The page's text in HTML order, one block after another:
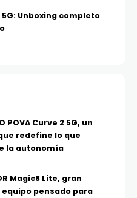
5G: Unboxing completo
POVA Curve 2 5G, un
redefine lo que
la autonomía
Magic8 Lite, gran
pensado para